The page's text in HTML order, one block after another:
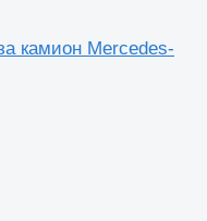
камион Mercedes-